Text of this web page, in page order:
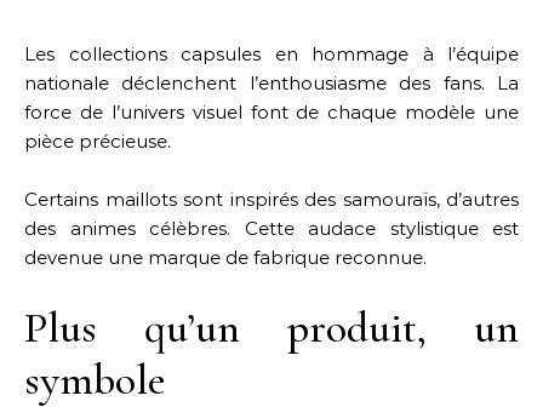
Les collections capsules en hommage à l’équipe
nationale déclenchent l’enthousiasme des fans. La
force de l’univers visuel font de chaque modèle une
pièce précieuse.
Certains maillots sont inspirés des samouraïs, d’autres
des animes célèbres. Cette audace stylistique est
devenue une marque de fabrique reconnue.
Plus qu’un produit, un
symbole